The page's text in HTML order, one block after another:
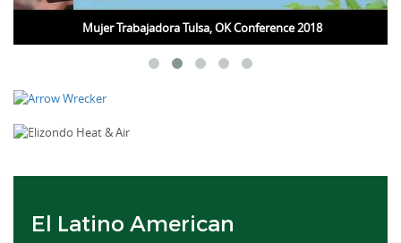
Mujer Trabajadora Tulsa, OK Conference 2018
El Latino American